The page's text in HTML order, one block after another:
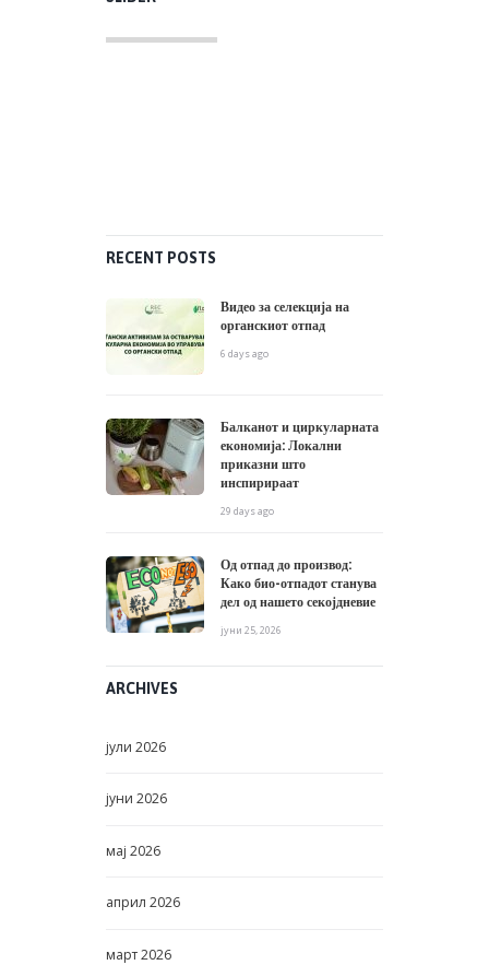
RECENT POSTS
Видео за селекција на
органскиот отпад
6 days ago
Балканот и циркуларната
економија: Локални
приказни што
инспирираат
29 days ago
Од отпад до производ:
Како био-отпадот станува
дел од нашето секојдневие
јуни 25, 2026
ARCHIVES
јули 2026
јуни 2026
мај 2026
април 2026
март2026